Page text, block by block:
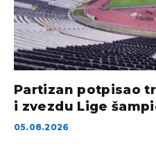
Partizan potpisao
i zvezdu Lige
05.08.2026